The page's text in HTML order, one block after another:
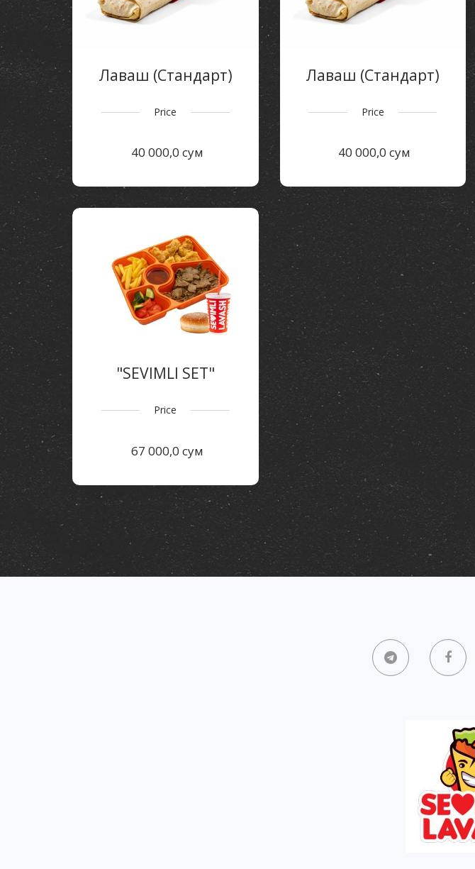
Лаваш (Стандарт)
Price
40 000,0 сум
Лаваш (Стандарт)
Price
40 000,0 сум
"SEVIMLI SET"
Price
67 000,0 сум